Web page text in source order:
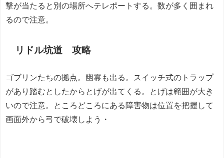
撃が当たると別の場所へテレポートする。数が多く囲まれ
るので注意。
リドル坑道 攻略
ゴブリンたちの拠点。幽霊も出る。スイッチ式のトラップ
があり踏むとしたからとげが出てくる。とげは範囲が大き
いので注意。ところどころにある障害物は位置を把握して
画面外から弓で破壊しよう・